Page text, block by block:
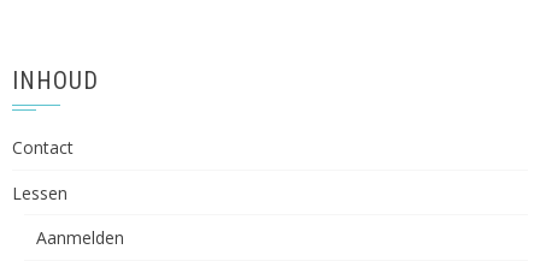
INHOUD
Contact
Lessen
Aanmelden